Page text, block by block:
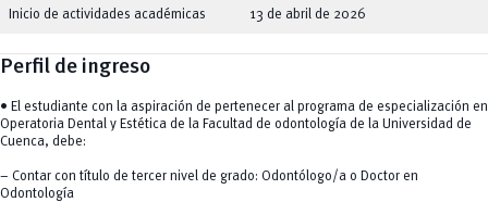
Inicio de actividades académicas 13 de abril de 2026
Perfil de ingreso
• El estudiante con la aspiración de pertenecer al programa de especialización en
Operatoria Dental y Estética de la Facultad de odontología de la Universidad de
Cuenca, debe:
– Contar con título de tercer nivel de grado: Odontólogo/a o Doctor en
Odontología